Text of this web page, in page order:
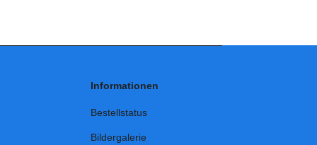
Informationen
Bestellstatus
Bildergalerie